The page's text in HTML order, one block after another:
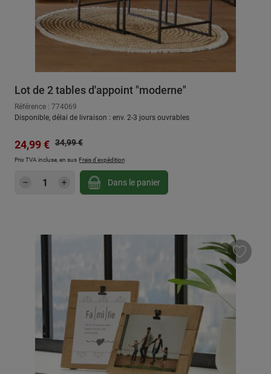
Lot de 2 tables d'appoint "moderne"
Référence : 774069
Disponible, délai de livraison : env. 2-3 jours ouvrables
Prix de vente :
24,99 € Prix régulier :
34,99 €
Prix TVA incluse, en sus Frais d'expédition
Quantité de produit : Entrez la quantité
Dans le panier